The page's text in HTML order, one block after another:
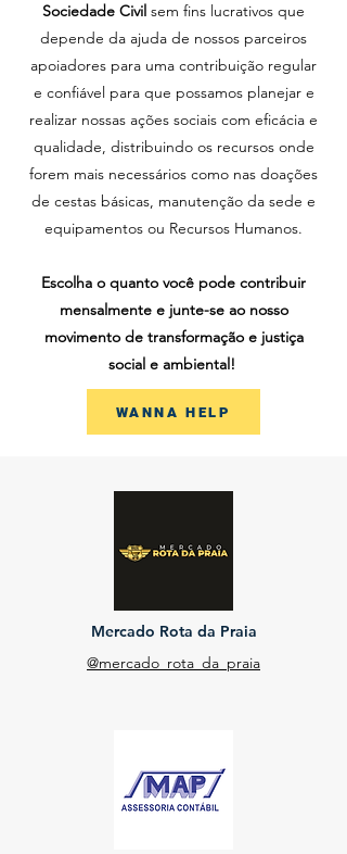
Sociedade Civil sem fins lucrativos que
depende da ajuda de nossos parceiros
apoiadores para uma contribuição regular
e confiável para que possamos planejar e
realizar nossas ações sociais com eficácia e
qualidade, distribuindo os recursos onde
forem mais necessários como nas doações
de cestas básicas, manutenção da sede e
equipamentos ou Recursos Humanos.
Escolha o quanto você pode contribuir
mensalmente e junte-se ao nosso
movimento de transformação e justiça
social e ambiental!
WANNA HELP
Mercado Rota da Praia
@mercado_rota_da_praia